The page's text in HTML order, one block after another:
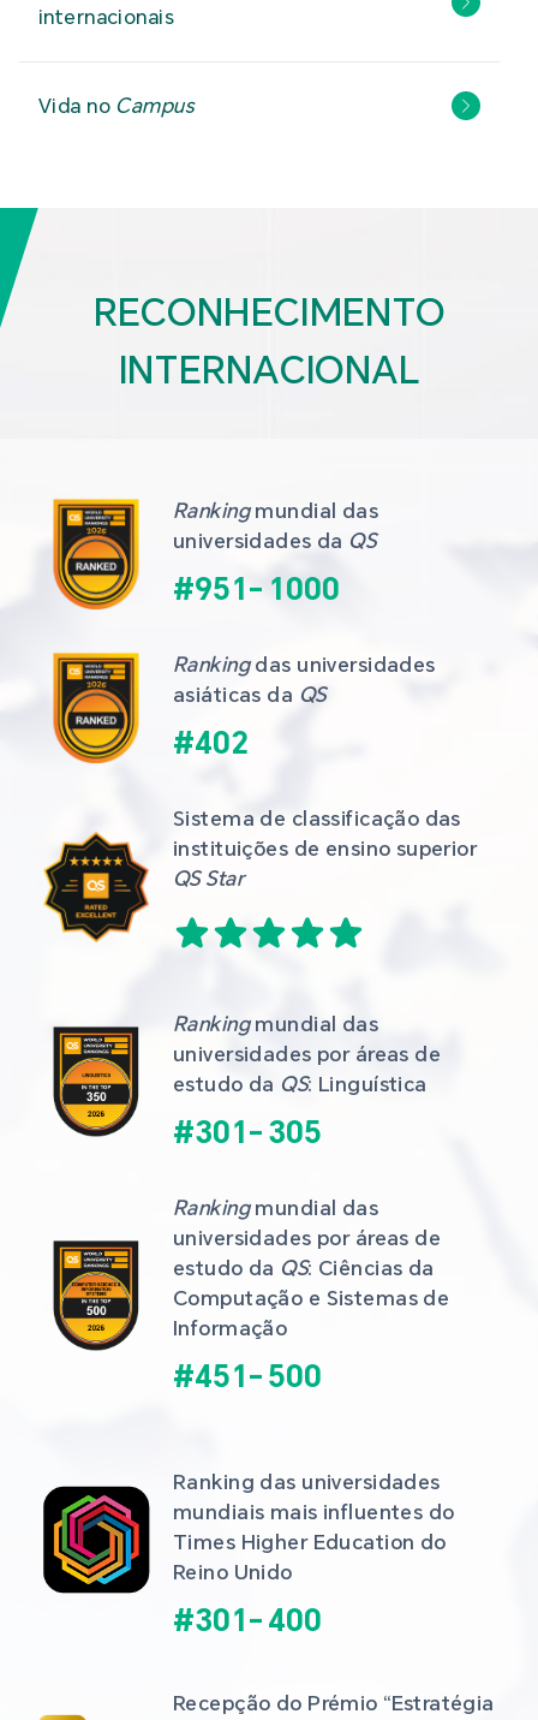
internacionais
Vida no Campus
RECONHECIMENTO
INTERNACIONAL
Ranking mundial das
universidades da QS
#951- 1000
Ranking das universidades
asiáticas da QS
#402
Sistema de classificação das
instituições de ensino superior
QS Star
Ranking mundial das
universidades por áreas de
estudo da QS: Linguística
#301- 305
Ranking mundial das
universidades por áreas de
estudo da QS: Ciências da
Computação e Sistemas de
Informação
#451- 500
Ranking das universidades
mundiais mais influentes do
Times Higher Education do
Reino Unido
#301- 400
Recepção do Prémio “Estratégia